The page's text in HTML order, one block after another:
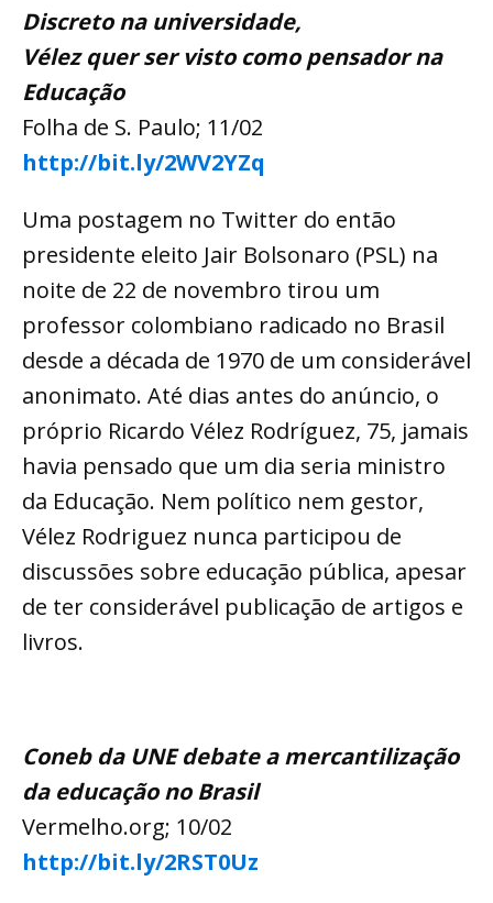
Discreto na universidade,
Vélez quer ser visto como pensador na
Educação
Folha de S. Paulo; 11/02
http://bit.ly/2WV2YZq
Uma postagem no Twitter do então
presidente eleito Jair Bolsonaro (PSL) na
noite de 22 de novembro tirou um
professor colombiano radicado no Brasil
desde a década de 1970 de um considerável
anonimato. Até dias antes do anúncio, o
próprio Ricardo Vélez Rodríguez, 75, jamais
havia pensado que um dia seria ministro
da Educação. Nem político nem gestor,
Vélez Rodriguez nunca participou de
discussões sobre educação pública, apesar
de ter considerável publicação de artigos e
livros.
Coneb da UNE debate a mercantilização
da educação no Brasil
Vermelho.org; 10/02
http://bit.ly/2RST0Uz